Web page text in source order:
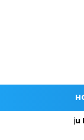
Gagal Maju Lagi,